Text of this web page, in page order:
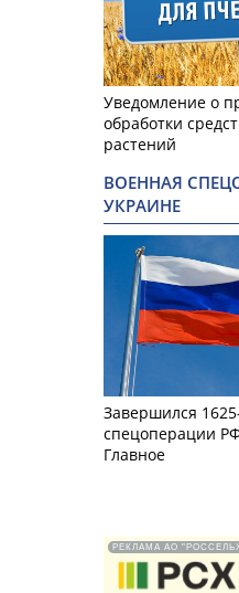
Уведомление о
обработки
растений
ВОЕННАЯ
УКРАИНЕ
Завершился
спецоперации
Главное
РЕКЛАМА АО